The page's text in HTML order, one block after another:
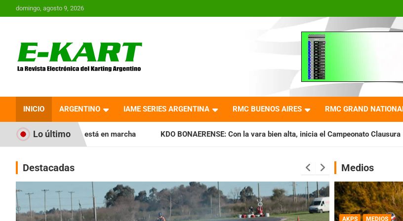
Saltar
al
domingo, agosto 9, 2026
Revista Electrónica del
Karting en Argentina
INICIO ARGENTINO IAME SERIES ARGENTINA RMC BUENOS AIRES RMC GRAND
Lo último
está en marcha KDO BONAERENSE: Con la vara bien alta, inicia el Campeonato Clausura
Destacadas Medios
AKPS MEDIOS